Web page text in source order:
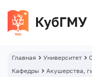
Главная Университет
Кафедры
Акушерства,